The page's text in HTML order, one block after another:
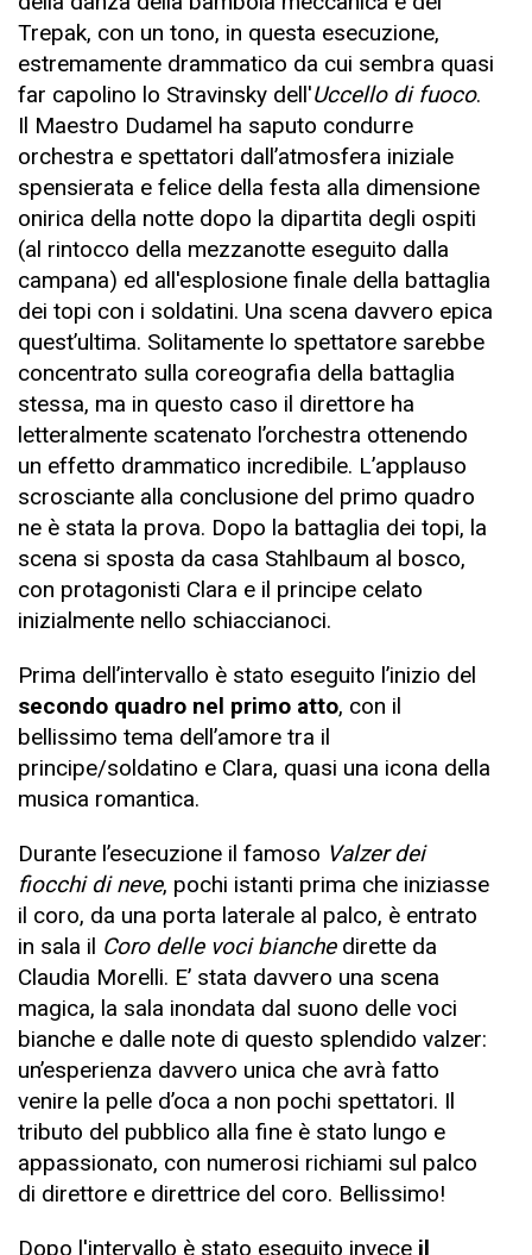
Trepak, con un tono, in questa esecuzione,
estremamente drammatico da cui sembra quasi
far capolino lo Stravinsky dell'Uccello di fuoco.
Il Maestro Dudamel ha saputo condurre
orchestra e spettatori dall’atmosfera iniziale
spensierata e felice della festa alla dimensione
onirica della notte dopo la dipartita degli ospiti
(al rintocco della mezzanotte eseguito dalla
campana) ed all'esplosione finale della battaglia
dei topi con i soldatini. Una scena davvero epica
quest’ultima. Solitamente lo spettatore sarebbe
concentrato sulla coreografia della battaglia
stessa, ma in questo caso il direttore ha
letteralmente scatenato l’orchestra ottenendo
un effetto drammatico incredibile. L’applauso
scrosciante alla conclusione del primo quadro
ne è stata la prova. Dopo la battaglia dei topi, la
scena si sposta da casa Stahlbaum al bosco,
con protagonisti Clara e il principe celato
inizialmente nello schiaccianoci.
Prima dell’intervallo è stato eseguito l’inizio del
secondo quadro nel primo atto, con il
bellissimo tema dell’amore tra il
principe/soldatino e Clara, quasi una icona della
musica romantica.
Durante l’esecuzione il famoso Valzer dei
fiocchi di neve, pochi istanti prima che iniziasse
il coro, da una porta laterale al palco, è entrato
in sala il Coro delle voci bianchedirette da
Claudia Morelli. E’ stata davvero una scena
magica, la sala inondata dal suono delle voci
bianche e dalle note di questo splendido valzer:
un’esperienza davvero unica che avrà fatto
venire la pelle d’oca a non pochi spettatori. Il
tributo del pubblico alla fine è stato lungo e
appassionato, con numerosi richiami sul palco
di direttore e direttrice del coro. Bellissimo!
Dopo l'intervallo è stato eseguito invece il